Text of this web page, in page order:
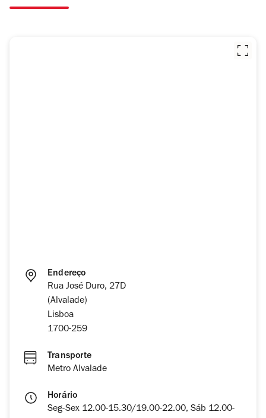
Endereço
Rua José Duro, 27D
(Alvalade)
Lisboa
1700-259
Transporte
Metro Alvalade
Horário
Seg-Sex 12.00-15.30/19.00-22.00, Sáb 12.00-